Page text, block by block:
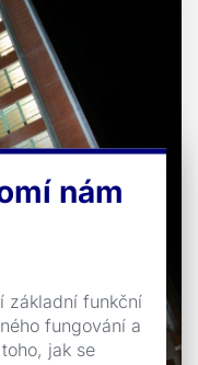
nám
základní funkční
fungování a
jak se